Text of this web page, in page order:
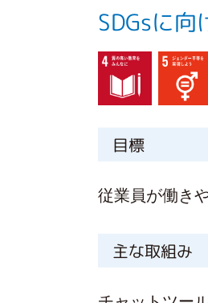
SDGsに
目標
従業員が働き
主な取組み